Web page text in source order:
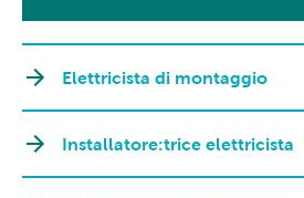
Elettricista di montaggio
Installatore:trice elettricista